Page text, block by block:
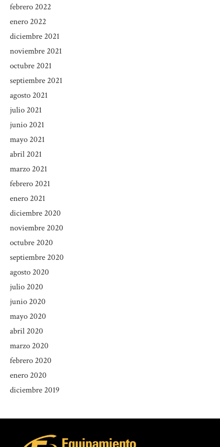
febrero 2022
enero 2022
diciembre 2021
noviembre 2021
octubre 2021
septiembre 2021
agosto 2021
julio 2021
junio 2021
mayo 2021
abril 2021
marzo 2021
febrero 2021
enero 2021
diciembre 2020
noviembre 2020
octubre 2020
septiembre 2020
agosto 2020
julio 2020
junio 2020
mayo 2020
abril 2020
marzo 2020
febrero 2020
enero 2020
diciembre 2019